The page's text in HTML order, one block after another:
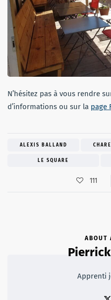
N’hésitez pas à vous rendre
d’informations ou sur la page
ALEXIS BALLAND
LE SQUARE
111
ABOUT
Apprenti